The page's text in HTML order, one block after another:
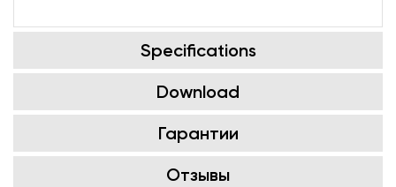
Specifications
Download
Гарантии
Отзывы